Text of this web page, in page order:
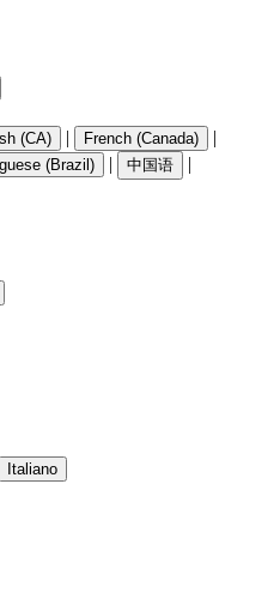
(CA) | French (Canada) |
(Brazil) | 中国语 |
Italiano